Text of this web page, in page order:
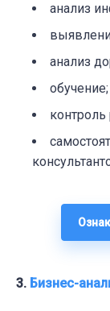
анализ
анализ
обучение;
3. Бизнес-